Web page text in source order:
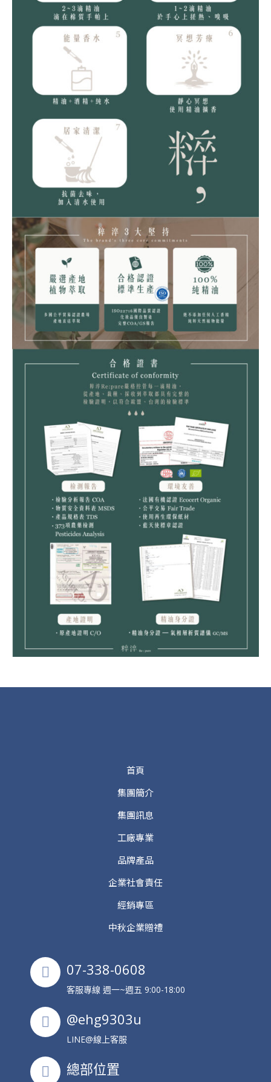
首頁
集團簡介
集團訊息
工廠專業
品牌產品
企業社會責任
經銷專區
中秋企業贈禮
07-338-0608
客服專線 週一~週五 9:00-18:00
@ehg9303u
LINE@線上客服
總部位置